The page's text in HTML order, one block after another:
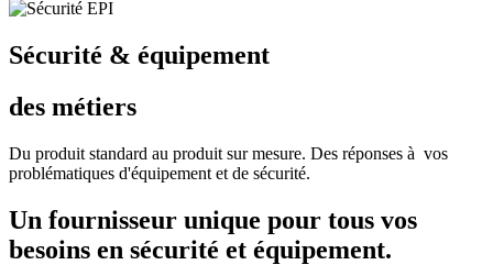
Sécurité & équipement
des métiers
Du produit standard au produit sur mesure. Des réponses à vos
problématiques d'équipement et de sécurité.
Un fournisseur unique pour tous vos
besoins en sécurité et équipement.